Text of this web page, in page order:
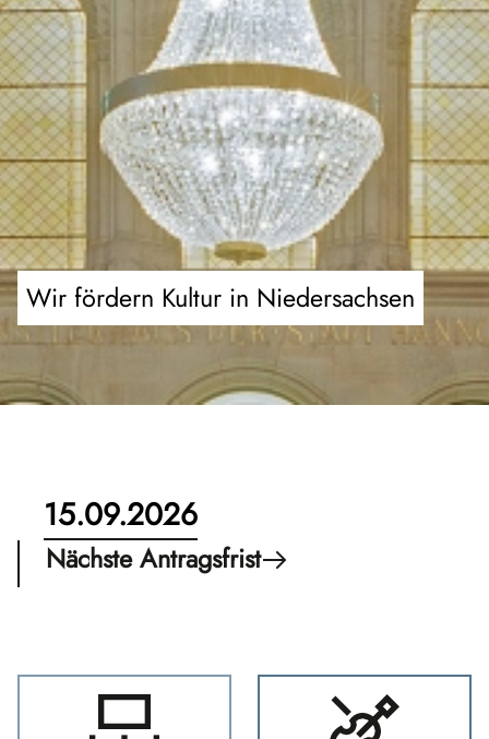
Wir fördern Kultur in Niedersachsen
15.09.2026
Nächste Antragsfrist